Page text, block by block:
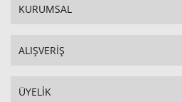
KURUMSAL
ALIŞVERİŞ
ÜYELİK